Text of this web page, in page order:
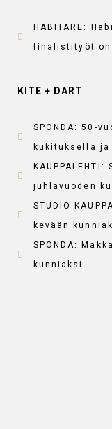
HABITARE:
finalistityöt
KITE + DART
SPONDA: 50-
kukituksella
juhlavuoden
STUDIO
kevään
SPONDA:
kunniaksi